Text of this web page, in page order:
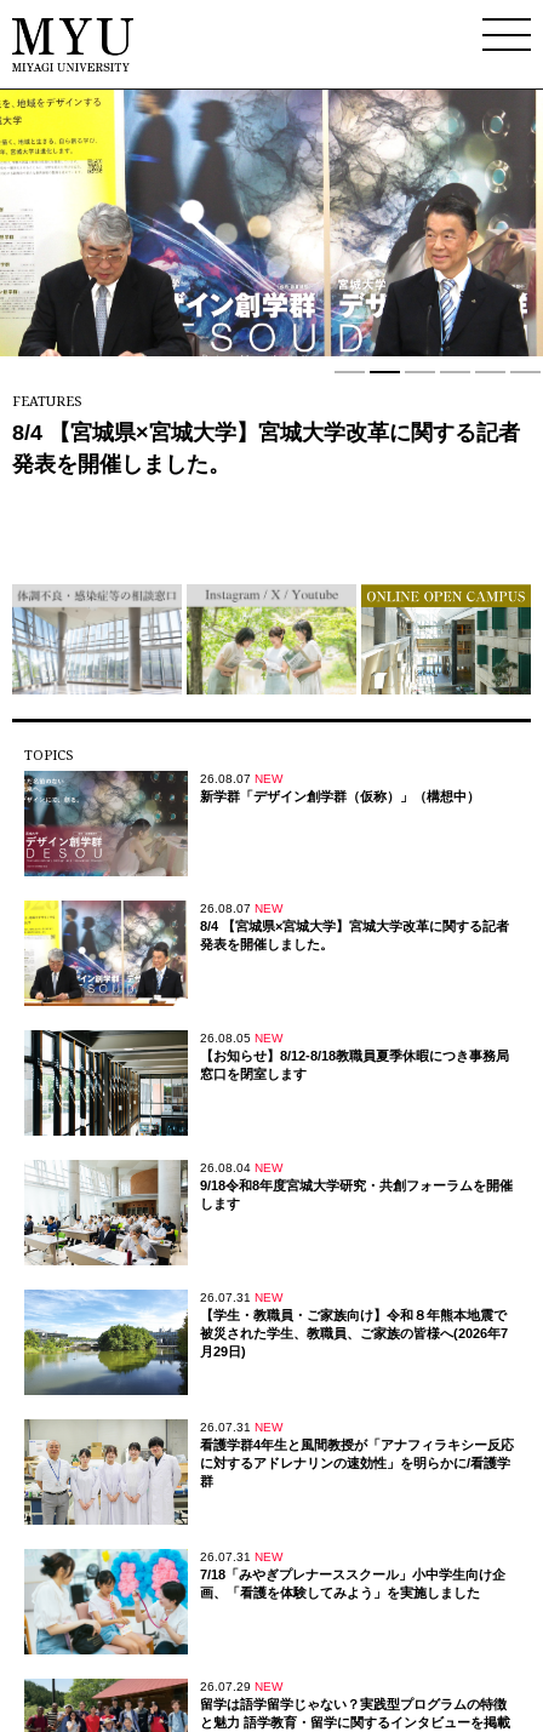
新学群「デザイン創学群（仮称）」（構想中）
8/4 【宮城県×宮城大学】宮城大学改革に関する記者
発表を開催しました。
9/18令和8年度宮城大学研究・共創フォーラムを開催
します
看護学群4年生と風間教授が「アナフィラキシー反応
に対するアドレナリンの速効性」を明らかに/看護学
7/18「みやぎプレナーススクール」小中学生向け企
画、「看護を体験してみよう」を実施しました
5/30 宮城大学デザインスタディセンターによるフィ
ールドツアー 『DSC DESIGN EXCHANGE Joint
123456
FEATURES
TOPICS
26.08.07 NEW
新学群「デザイン創学群（仮称）」（構想中）
26.08.07 NEW
8/4 【宮城県×宮城大学】宮城大学改革に関する記者
発表を開催しました。
26.08.05 NEW
【お知らせ】8/12-8/18教職員夏季休暇につき事務局
窓口を閉室します
26.08.04 NEW
9/18令和8年度宮城大学研究・共創フォーラムを開催
します
26.07.31 NEW
【学生・教職員・ご家族向け】令和８年熊本地震で
被災された学生、教職員、ご家族の皆様へ(2026年7
月29日)
26.07.31 NEW
看護学群4年生と風間教授が「アナフィラキシー反応
に対するアドレナリンの速効性」を明らかに/看護学
群
26.07.31 NEW
7/18「みやぎプレナーススクール」小中学生向け企
画、「看護を体験してみよう」を実施しました
26.07.29 NEW
留学は語学留学じゃない？実践型プログラムの特徴
と魅力 語学教育・留学に関するインタビューを掲載